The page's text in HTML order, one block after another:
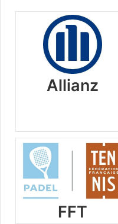
Allianz
FFT